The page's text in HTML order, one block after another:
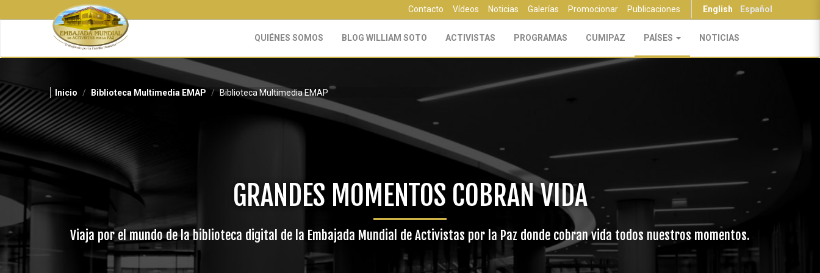
English Español
Contacto Vídeos Noticias Galerías Promocionar Publicaciones
QUIÉNES SOMOS BLOG WILLIAM SOTO ACTIVISTAS PROGRAMAS CUMIPAZ PAÍSES NOTICIAS
Inicio Biblioteca Multimedia EMAP Biblioteca Multimedia EMAP
GRANDES MOMENTOS COBRAN VIDA
Viaja por el mundo de la biblioteca digital de la Embajada Mundial de Activistas por la Paz donde cobran vida todos nuestros momentos.